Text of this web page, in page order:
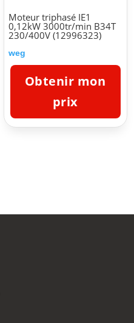
Moteur triphasé IE1
0,12kW 3000tr/min B34T
230/400V (12996323)
weg
Obtenir mon
prix